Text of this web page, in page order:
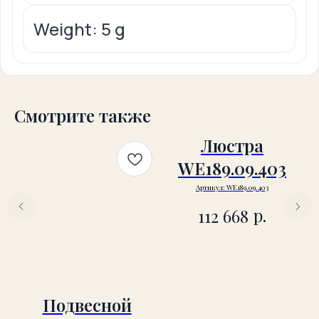
Weight: 5 g
Смотрите также
Подвесной
Люстра
WE189.09.403
Артикул: WE189.09.403
112 668 р.